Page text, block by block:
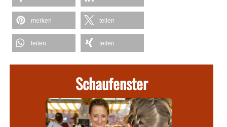
merken teilen
teilen teilen
Schaufenster